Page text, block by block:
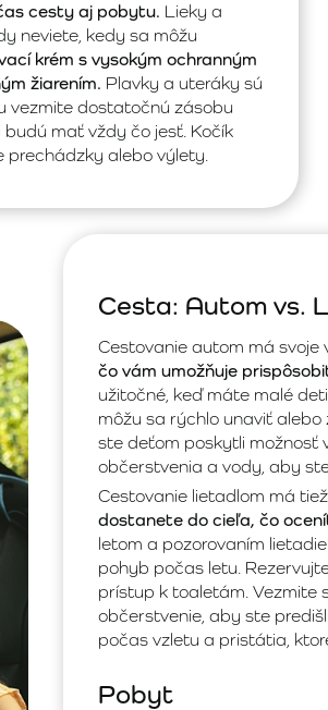
cesty aj pobytu. Lieky a
neviete, kedy sa môžu
krém s vysokým ochranným
žiarením. Plavky a uteráky sú
vezmite dostatočnú zásobu
mať vždy čo jesť. Kočík
prechádzky alebo výlety.
Cesta: Autom vs.
Cestovanie autom má svoje
čo vám umožňuje
užitočné, keď máte malé
môžu sa rýchlo unaviť
ste deťom poskytli možnosť
občerstvenia a vody, aby
Cestovanie lietadlom má
dostanete do cieľa, čo
letom a pozorovaním
pohyb počas letu.
prístup k toaletám. Vezmite
občerstvenie, aby ste
počas vzletu a pristátia,
Pobyt